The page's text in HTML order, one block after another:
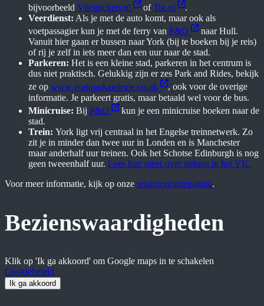
bijvoorbeeld Vliegtickets.nl ofTix.nl
.
Veerdienst: Als je met de auto komt, maar ook als
voetpassagier kun je met de ferry van P&O
naar Hull.
Vanuit hier gaan er bussen naar York (bij te boeken bij je reis)
of rij je zelf in iets meer dan een uur naar de stad.
Parkeren: Het is een kleine stad, parkeren in het centrum is
dus niet praktisch. Gelukkig zijn er zes Park and Rides, bekijk
ze op www.yorkparkandride.co.uk
, ook voor de overige
informatie. Je parkeert gratis, maar betaald wel voor de bus.
Minicruise: Bij P&O
kun je een minicruise boeken naar de
stad.
Trein: York ligt vrij centraal in het Engelse treinnetwerk. Zo
zit je in minder dan twee uur in Londen en is Manchester
maar anderhalf uur treinen. Ook het Schotse Edinburgh is nog
geen tweeenhalf uur. Lees hier meer over treinen in het VK.
Voor meer informatie, kijk op onze reisinformatiepagina.
Bezienswaardigheden
Klik op 'Ik ga akkoord' om Google maps in te schakelen
Cookiebeleid
Ik ga akkoord